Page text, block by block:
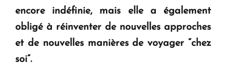
encore indéfinie, mais elle a également
obligé à réinventer de nouvelles approches
et de nouvelles manières de voyager “chez
soi”.